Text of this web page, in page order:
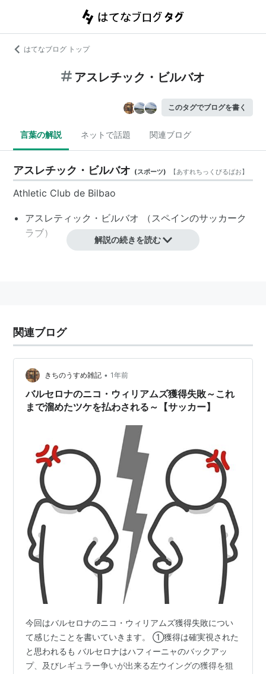
はてなブログ トップ
アスレチック・ビルバオ
このタグでブログを書く
言葉の解説 ネットで話題 関連ブログ
アスレチック・ビルバオ (スポーツ) 【あすれちっくびるばお】
Athletic Club de Bilbao
アスレティック・ビルバオ
（スペインのサッカーク
ラブ）
解説の続きを読む
関連ブログ
きちのうすめ雑記 • 1年前
バルセロナのニコ・ウィリアムズ獲得失敗～これ
まで溜めたツケを払わされる～【サッカー】
今回はバルセロナのニコ・ウィリアムズ獲得失敗につい
て感じたことを書いていきます。 ①獲得は確実視された
と思われるも バルセロナはハフィーニャのバックアッ
プ、及びレギュラー争いが出来る左ウイングの獲得を狙